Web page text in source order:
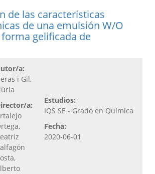
de las características
de una emulsión W/O
gelificada de
a:
i Gil,
a:
Estudios:
IQS SE - Grado en Química
Fecha:
2020-06-01